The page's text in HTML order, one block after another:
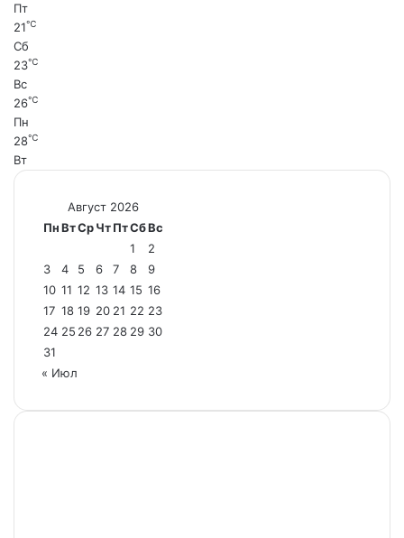
Пт
21℃
Сб
23℃
Вс
26℃
Пн
28℃
Вт
Август 2026
ПнВтСрЧтПтСбВс
1
2
3
4 5 6 7 8
9
10 11 12 13 14 15 16
17 18 19 20 21 22 23
24 25 26 27 28 29 30
31
« Июл